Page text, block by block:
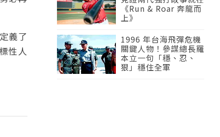
義了
性人
《Run & Roar 奔龍而
上》
1996 年台海飛彈危機
關鍵人物！參謀總長羅
本立一句「穩、忍、
狠」穩住全軍